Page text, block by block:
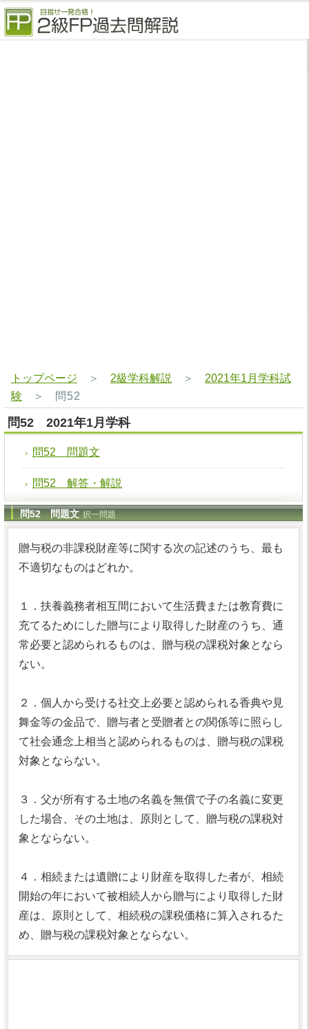
トップページ ＞ 2級学科解説 ＞ 2021年1月学科試
験 ＞ 問52
問52 2021年1月学科
問52 問題文
問52 解答・解説
問52 問題文 択一問題
贈与税の非課税財産等に関する次の記述のうち、最も
不適切なものはどれか。
１．扶養義務者相互間において生活費または教育費に
充てるためにした贈与により取得した財産のうち、通
常必要と認められるものは、贈与税の課税対象となら
ない。
２．個人から受ける社交上必要と認められる香典や見
舞金等の金品で、贈与者と受贈者との関係等に照らし
て社会通念上相当と認められるものは、贈与税の課税
対象とならない。
３．父が所有する土地の名義を無償で子の名義に変更
した場合、その土地は、原則として、贈与税の課税対
象とならない。
４．相続または遺贈により財産を取得した者が、相続
開始の年において被相続人から贈与により取得した財
産は、原則として、相続税の課税価格に算入されるた
め、贈与税の課税対象とならない。